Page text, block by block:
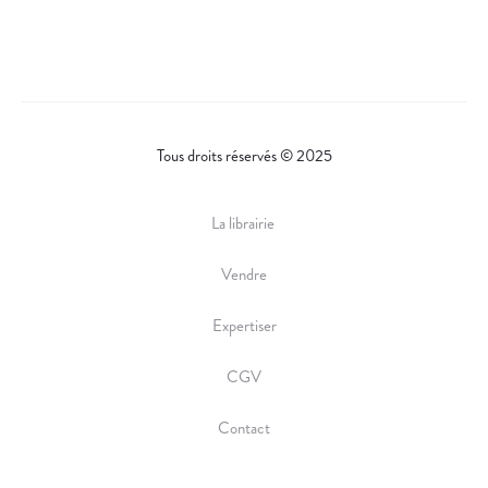
Tous droits réservés © 2025
La librairie
Vendre
Expertiser
CGV
Contact